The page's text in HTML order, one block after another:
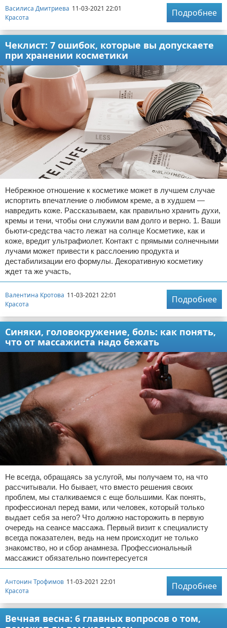
Василиса Дмитриева 11-03-2021 22:01
Красота
Подробнее
Чеклист: 7 ошибок, которые вы допускаете
при хранении косметики
Небрежное отношение к косметике может в лучшем случае
испортить впечатление о любимом креме, а в худшем —
навредить коже. Рассказываем, как правильно хранить духи,
кремы и тени, чтобы они служили вам долго и верно. 1. Ваши
бьюти-средства часто лежат на солнце Косметике, как и
коже, вредит ультрафиолет. Контакт с прямыми солнечными
лучами может привести к расслоению продукта и
дестабилизации его формулы. Декоративную косметику
ждет та же участь,
Валентина Кротова 11-03-2021 22:01
Красота
Подробнее
Синяки, головокружение, боль: как понять,
что от массажиста надо бежать
Не всегда, обращаясь за услугой, мы получаем то, на что
рассчитывали. Но бывает, что вместо решения своих
проблем, мы сталкиваемся с еще большими. Как понять,
профессионал перед вами, или человек, который только
выдает себя за него? Что должно насторожить в первую
очередь на сеансе массажа. Первый визит к специалисту
всегда показателен, ведь на нем происходит не только
знакомство, но и сбор анамнеза. Профессиональный
массажист обязательно поинтересуется
Антонин Трофимов 11-03-2021 22:01
Красота
Подробнее
Вечная весна: 6 главных вопросов о том,